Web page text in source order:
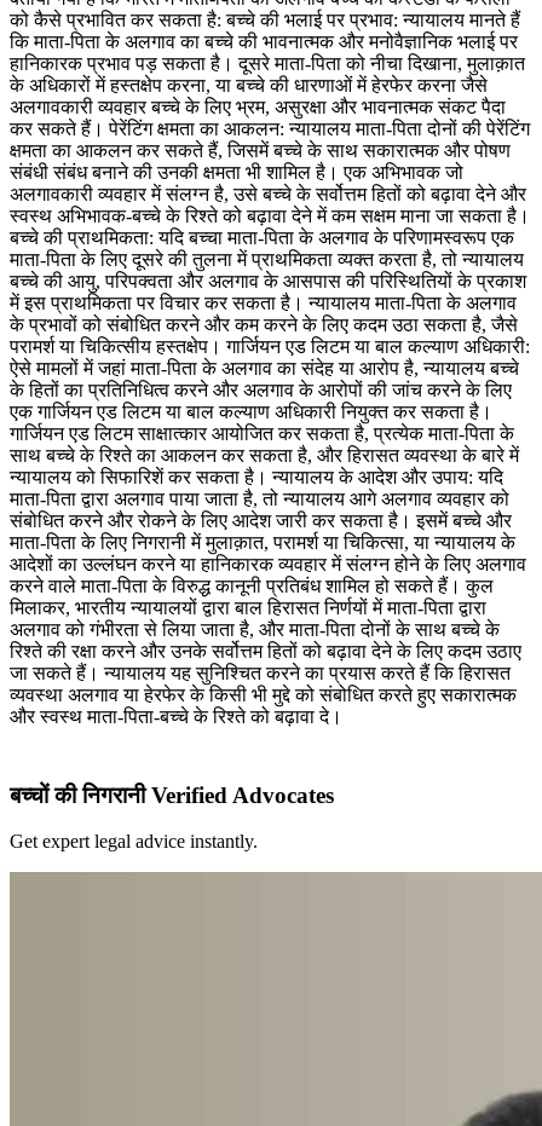
को कैसे प्रभावित कर सकता है: बच्चे की भलाई पर प्रभाव: न्यायालय मानते हैं
कि माता-पिता के अलगाव का बच्चे की भावनात्मक और मनोवैज्ञानिक भलाई पर
हानिकारक प्रभाव पड़ सकता है। दूसरे माता-पिता को नीचा दिखाना, मुलाक़ात
के अधिकारों में हस्तक्षेप करना, या बच्चे की धारणाओं में हेरफेर करना जैसे
अलगावकारी व्यवहार बच्चे के लिए भ्रम, असुरक्षा और भावनात्मक संकट पैदा
कर सकते हैं। पेरेंटिंग क्षमता का आकलन: न्यायालय माता-पिता दोनों की पेरेंटिंग
क्षमता का आकलन कर सकते हैं, जिसमें बच्चे के साथ सकारात्मक और पोषण
संबंधी संबंध बनाने की उनकी क्षमता भी शामिल है। एक अभिभावक जो
अलगावकारी व्यवहार में संलग्न है, उसे बच्चे के सर्वोत्तम हितों को बढ़ावा देने और
स्वस्थ अभिभावक-बच्चे के रिश्ते को बढ़ावा देने में कम सक्षम माना जा सकता है।
बच्चे की प्राथमिकता: यदि बच्चा माता-पिता के अलगाव के परिणामस्वरूप एक
माता-पिता के लिए दूसरे की तुलना में प्राथमिकता व्यक्त करता है, तो न्यायालय
बच्चे की आयु, परिपक्वता और अलगाव के आसपास की परिस्थितियों के प्रकाश
में इस प्राथमिकता पर विचार कर सकता है। न्यायालय माता-पिता के अलगाव
के प्रभावों को संबोधित करने और कम करने के लिए कदम उठा सकता है, जैसे
परामर्श या चिकित्सीय हस्तक्षेप। गार्जियन एड लिटम या बाल कल्याण अधिकारी:
ऐसे मामलों में जहां माता-पिता के अलगाव का संदेह या आरोप है, न्यायालय बच्चे
के हितों का प्रतिनिधित्व करने और अलगाव के आरोपों की जांच करने के लिए
एक गार्जियन एड लिटम या बाल कल्याण अधिकारी नियुक्त कर सकता है।
गार्जियन एड लिटम साक्षात्कार आयोजित कर सकता है, प्रत्येक माता-पिता के
साथ बच्चे के रिश्ते का आकलन कर सकता है, और हिरासत व्यवस्था के बारे में
न्यायालय को सिफारिशें कर सकता है। न्यायालय के आदेश और उपाय: यदि
माता-पिता द्वारा अलगाव पाया जाता है, तो न्यायालय आगे अलगाव व्यवहार को
संबोधित करने और रोकने के लिए आदेश जारी कर सकता है। इसमें बच्चे और
माता-पिता के लिए निगरानी में मुलाक़ात, परामर्श या चिकित्सा, या न्यायालय के
आदेशों का उल्लंघन करने या हानिकारक व्यवहार में संलग्न होने के लिए अलगाव
करने वाले माता-पिता के विरुद्ध कानूनी प्रतिबंध शामिल हो सकते हैं। कुल
मिलाकर, भारतीय न्यायालयों द्वारा बाल हिरासत निर्णयों में माता-पिता द्वारा
अलगाव को गंभीरता से लिया जाता है, और माता-पिता दोनों के साथ बच्चे के
रिश्ते की रक्षा करने और उनके सर्वोत्तम हितों को बढ़ावा देने के लिए कदम उठाए
जा सकते हैं। न्यायालय यह सुनिश्चित करने का प्रयास करते हैं कि हिरासत
व्यवस्था अलगाव या हेरफेर के किसी भी मुद्दे को संबोधित करते हुए सकारात्मक
और स्वस्थ माता-पिता-बच्चे के रिश्ते को बढ़ावा दे।
बच्चों की निगरानी Verified Advocates
Get expert legal advice instantly.